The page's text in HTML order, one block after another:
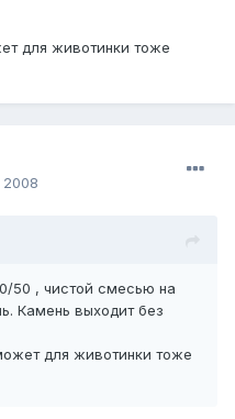
для животинки тоже
2008
50 , чистой смесью на
Камень выходит без
для животинки тоже